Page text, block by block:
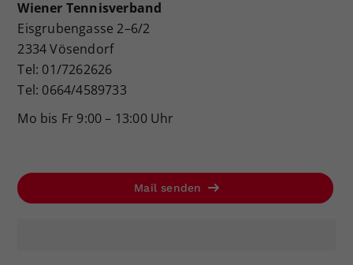
Wiener Tennisverband
Eisgrubengasse 2–6/2
2334 Vösendorf
Tel: 01/7262626
Tel: 0664/4589733
Mo bis Fr 9:00 – 13:00 Uhr
Mail senden